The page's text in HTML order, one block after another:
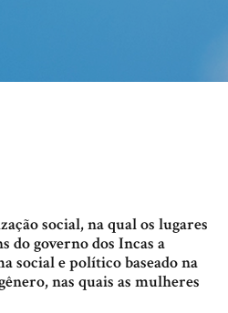
social, na qual os lugares
do governo dos Incas a
social e político baseado na
nas quais as mulheres